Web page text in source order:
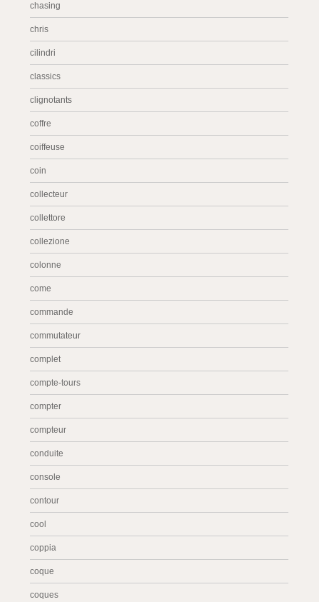
chasing
chris
cilindri
classics
clignotants
coffre
coiffeuse
coin
collecteur
collettore
collezione
colonne
come
commande
commutateur
complet
compte-tours
compter
compteur
conduite
console
contour
cool
coppia
coque
coques